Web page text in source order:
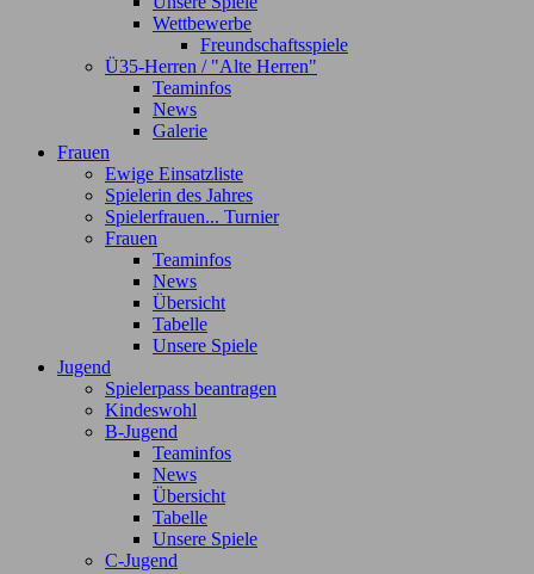
Wettbewerbe
Freundschaftsspiele
Ü35-Herren / "Alte Herren"
Teaminfos
News
Galerie
Frauen
Ewige Einsatzliste
Spielerin des Jahres
Spielerfrauen... Turnier
Frauen
Teaminfos
News
Übersicht
Tabelle
Unsere Spiele
Jugend
Spielerpass beantragen
Kindeswohl
B-Jugend
Teaminfos
News
Übersicht
Tabelle
Unsere Spiele
C-Jugend